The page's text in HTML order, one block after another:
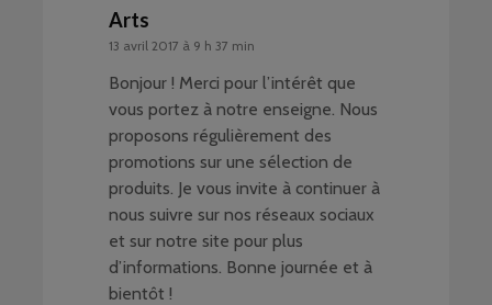
Arts
13 avril 2017 à 9 h 37 min
Bonjour ! Merci pour l’intérêt que
vous portez à notre enseigne. Nous
proposons régulièrement des
promotions sur une sélection de
produits. Je vous invite à continuer à
nous suivre sur nos réseaux sociaux
et sur notre site pour plus
d’informations. Bonne journée et à
bientôt !